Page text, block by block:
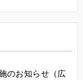
のお知らせ（広